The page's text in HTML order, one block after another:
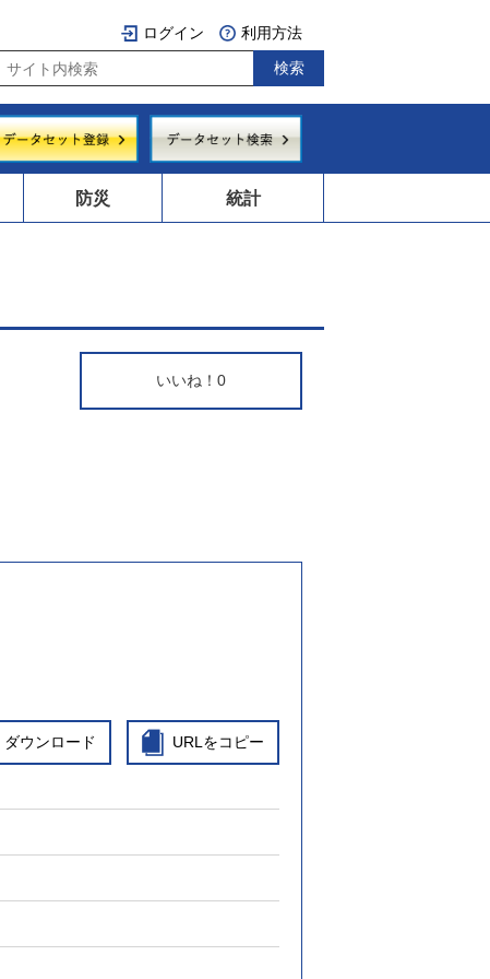
ログイン 利用方法
防災 統計
いいね！ 0
ダウンロード URLをコピー